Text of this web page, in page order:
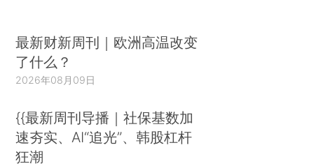
最新财新周刊｜欧洲高温改变
了什么？
2026年08月09日
{{最新周刊导播｜社保基数加
速夯实、AI“追光”、韩股杠杆
狂潮